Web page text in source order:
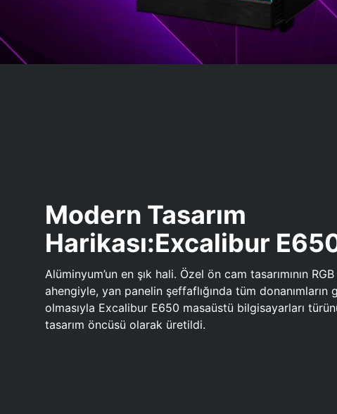
Modern Tasarım
Harikası:Excalibur
Alüminyum’un en şık hali. Özel ön cam tasarımının
ahengiyle, yan panelin şeffaflığında tüm donanımların
olmasıyla Excalibur E650 masaüstü bilgisayarları
tasarım öncüsü olarak üretildi.